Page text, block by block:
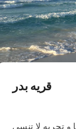
Contact
قريه بدر
و تجربه لا تنسى